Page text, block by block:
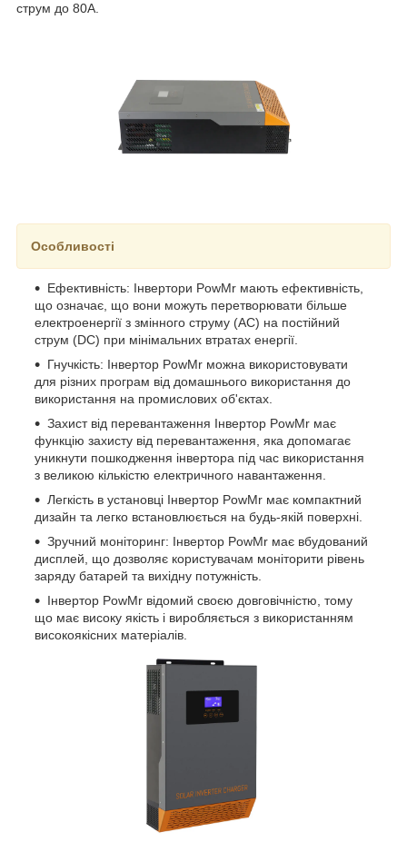
струм до 80А.
Особливості
Ефективність: Інвертори PowMr мають ефективність,
що означає, що вони можуть перетворювати більше
електроенергії з змінного струму (AC) на постійний
струм (DC) при мінімальних втратах енергії.
Гнучкість: Інвертор PowMr можна використовувати
для різних програм від домашнього використання до
використання на промислових об'єктах.
Захист від перевантаження Інвертор PowMr має
функцію захисту від перевантаження, яка допомагає
уникнути пошкодження інвертора під час використання
з великою кількістю електричного навантаження.
Легкість в установці Інвертор PowMr має компактний
дизайн та легко встановлюється на будь-якій поверхні.
Зручний моніторинг: Інвертор PowMr має вбудований
дисплей, що дозволяє користувачам моніторити рівень
заряду батарей та вихідну потужність.
Інвертор PowMr відомий своєю довговічністю, тому
що має високу якість і виробляється з використанням
високоякісних матеріалів.